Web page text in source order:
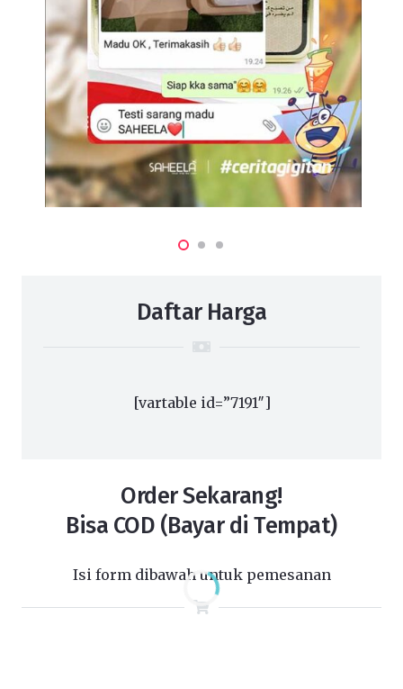
Daftar Harga
[vartable id=”7191″]
Order Sekarang!
Bisa COD (Bayar di Tempat)
Isi form dibawah untuk pemesanan